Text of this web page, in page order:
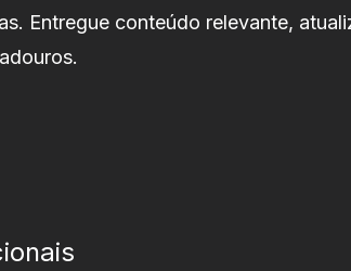
Entregue conteúdo relevante,